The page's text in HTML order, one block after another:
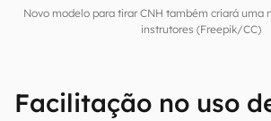
Novo modelo para tirar CNH também criará uma
instrutores (Freepik/CC)
Facilitação no uso